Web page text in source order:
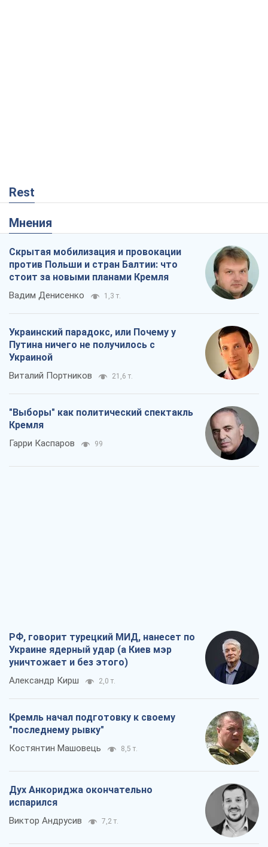
Rest
Мнения
Скрытая мобилизация и провокации
против Польши и стран Балтии: что
стоит за новыми планами Кремля
Вадим Денисенко 1,3 т.
Украинский парадокс, или Почему у
Путина ничего не получилось с
Украиной
Виталий Портников 21,6 т.
"Выборы" как политический спектакль
Кремля
Гарри Каспаров 99
РФ, говорит турецкий МИД, нанесет по
Украине ядерный удар (а Киев мэр
уничтожает и без этого)
Александр Кирш 2,0 т.
Кремль начал подготовку к своему
"последнему рывку"
Костянтин Машовець 8,5 т.
Дух Анкориджа окончательно
испарился
Виктор Андрусив 7,2 т.